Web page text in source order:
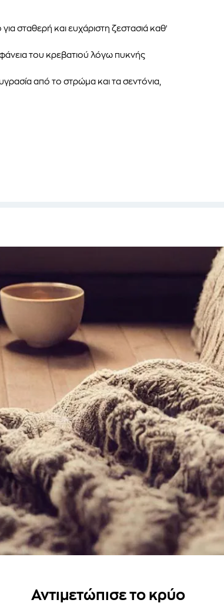
για σταθερή και ευχάριστη ζεστασιά καθ'
του κρεβατιού λόγω πυκνής
από το στρώμα και τα σεντόνια,
Αντιμετώπισε το κρύο